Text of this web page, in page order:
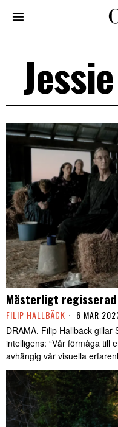
Mästerligt
FILIP HALLBÄCK 6 MAR
DRAMA. Filip Hallbäck gillar
intelligens: “Vår förmåga till
avhängig vår visuella